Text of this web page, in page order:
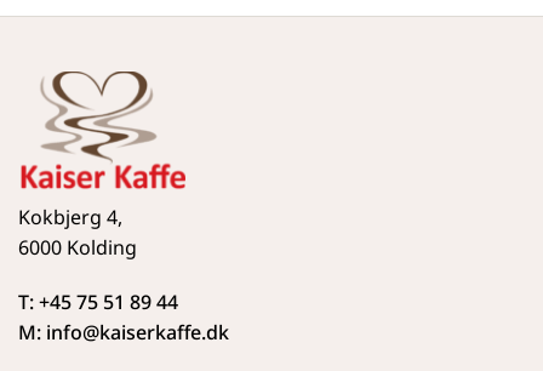
Kokbjerg 4,
6000 Kolding
T: +45 75 51 89 44
M: info@kaiserkaffe.dk